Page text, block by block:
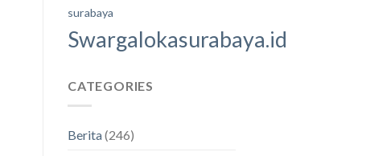
surabaya
Swargalokasurabaya.id
CATEGORIES
Berita(246)